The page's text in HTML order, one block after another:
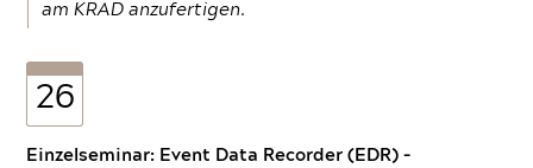
am KRAD anzufertigen.
26
Einzelseminar: Event Data Recorder (EDR) –